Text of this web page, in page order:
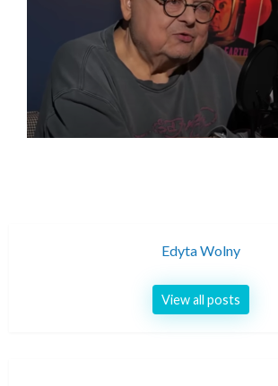
Edyta Wolny
View all posts